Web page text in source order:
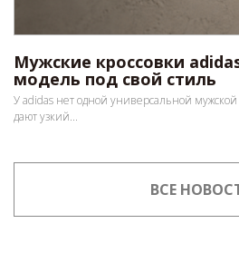
Мужские кроссовки
модель под свой стиль
У adidas нет одной универсальной
дают узкий...
ВСЕ